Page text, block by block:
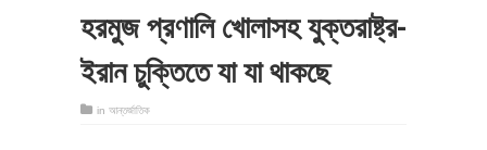
হরমুজ প্রণালি খোলাসহ যুক্তরাষ্ট্র-
ইরান চুক্তিতে যা যা থাকছে
in আন্তর্জাতিক